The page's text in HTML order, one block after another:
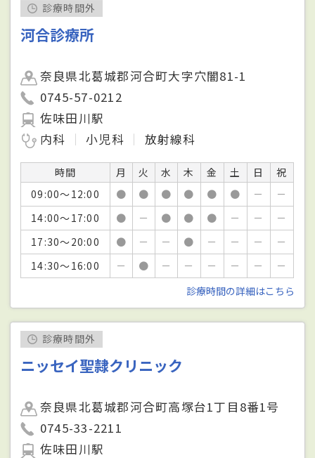
診療時間外
河合診療所
奈良県北葛城郡河合町大字穴闇81-1
0745-57-0212
佐味田川駅
内科
小児科 放射線科
時間 月 火 水 木 金 土 日
祝
09:00～12:00
● ● ● ● ● ● －
－
14:00～17:00
● － ● ● ● － －
－
17:30～20:00
● － － ● － － －
－
14:30～16:00
－ ● － － － － －
－
診療時間の詳細はこちら
診療時間外
ニッセイ聖隷クリニック
奈良県北葛城郡河合町高塚台1丁目8番1号
0745-33-2211
佐味田川駅